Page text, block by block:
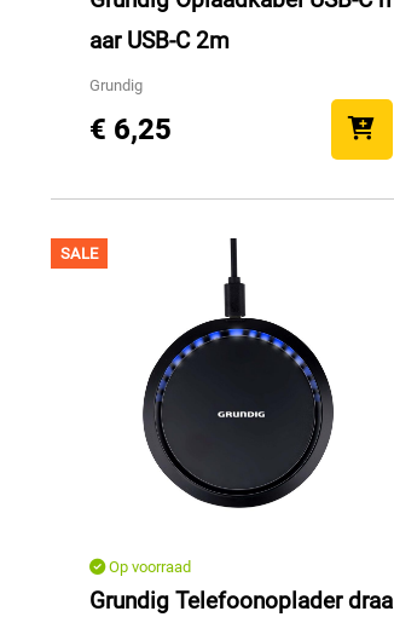
aar USB-C 2m
Grundig
€ 6,25
SALE
Op voorraad
Grundig Telefoonoplader draa